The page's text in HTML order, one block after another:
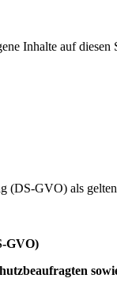
Inhalte auf diesen
GVO) als
GVO)